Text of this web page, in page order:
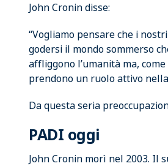
John Cronin disse:
“Vogliamo pensare che i
godersi il mondo sommerso
affliggono l’umanità ma,
prendono un ruolo attivo
Da questa seria
PADI oggi
John Cronin morì nel 2003. Il